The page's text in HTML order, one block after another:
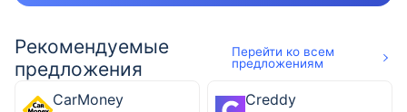
Рекомендуемые
предложения
Перейти ко всем
предложениям
CarMoney Creddy